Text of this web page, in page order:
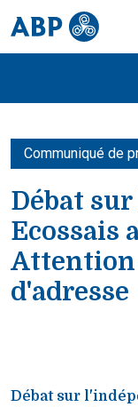
Communiqué de
Débat
Ecossais
Attention
d'adresse
Débat sur